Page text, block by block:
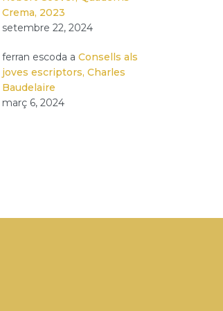
Crema, 2023
setembre 22, 2024
ferran escoda a Consells als
joves escriptors, Charles
Baudelaire
març 6, 2024